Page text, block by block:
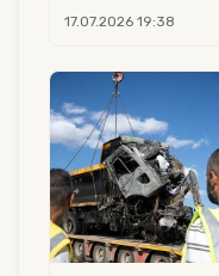
17.07.2026 19:38